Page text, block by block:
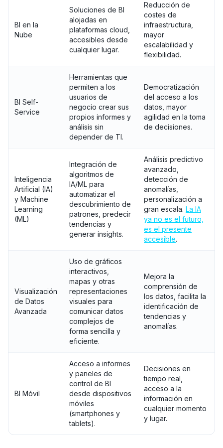
BI en la
Nube
Soluciones de BI
alojadas en
plataformas cloud,
accesibles desde
cualquier lugar.
Reducción de
costes de
infraestructura,
mayor
escalabilidad y
flexibilidad.
BI Self-
Service
Herramientas que
permiten a los
usuarios de
negocio crear sus
propios informes y
análisis sin
depender de TI.
Democratización
del acceso a los
datos, mayor
agilidad en la toma
de decisiones.
Inteligencia
Artificial (IA)
y Machine
Learning
(ML)
Integración de
algoritmos de
IA/ML para
automatizar el
descubrimiento de
patrones, predecir
tendencias y
generar insights.
Análisis predictivo
avanzado,
detección de
anomalías,
personalización a
gran escala. La IA
ya no es el futuro,
es el presente
accesible.
Visualización
de Datos
Avanzada
Uso de gráficos
interactivos,
mapas y otras
representaciones
visuales para
comunicar datos
complejos de
forma sencilla y
eficiente.
Mejora la
comprensión de
los datos, facilita la
identificación de
tendencias y
anomalías.
BI Móvil
Acceso a informes
y paneles de
control de BI
desde dispositivos
móviles
(smartphones y
tablets).
Decisiones en
tiempo real,
acceso a la
información en
cualquier momento
y lugar.